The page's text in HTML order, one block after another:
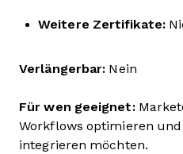
Weitere Zertifikate:
Verlängerbar: Nein
Für wen geeignet:
Workflows optimieren
integrieren möchten.